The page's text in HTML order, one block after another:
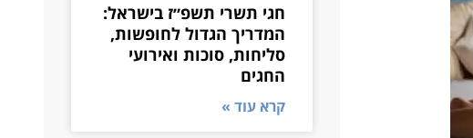
חגי תשרי תשפ״ז בישראל:
המדריך הגדול לחופשות,
סליחות, סוכות ואירועי
החגים
קרא עוד »